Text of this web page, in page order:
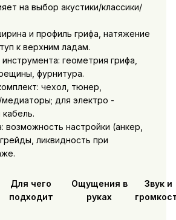
на выбор акустики/классики/
и профиль грифа, натяжение
к верхним ладам.
геометрия грифа,
фурнитура.
чехол, тюнер,
для электро -
возможность настройки (анкер,
ликвидность при
Для чего
подходит
Ощущения в
руках
Звук и